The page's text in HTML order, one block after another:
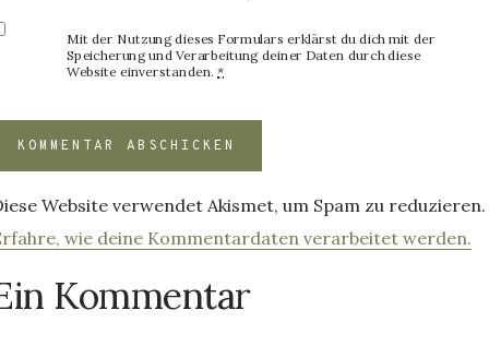
Mit der Nutzung dieses Formulars erklärst du dich mit der
Speicherung und Verarbeitung deiner Daten durch diese
Website einverstanden.*
Website verwendet Akismet, um Spam zu reduzieren.
wie deine Kommentardaten verarbeitet werden.
Kommentar